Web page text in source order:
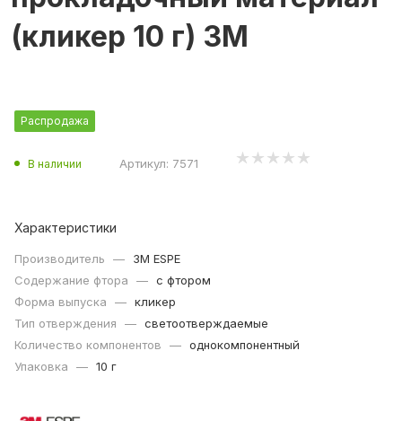
(кликер 10 г) 3M
Распродажа
В наличии Артикул: 7571
Характеристики
Производитель —
3M ESPE
Содержание фтора
— с фтором
Форма выпуска
— кликер
Тип отверждения
— светоотверждаемые
Количество компонентов
— однокомпонентный
Упаковка
— 10 г